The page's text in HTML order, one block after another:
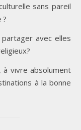
?
avec elles
à vivre absolument
à la bonne